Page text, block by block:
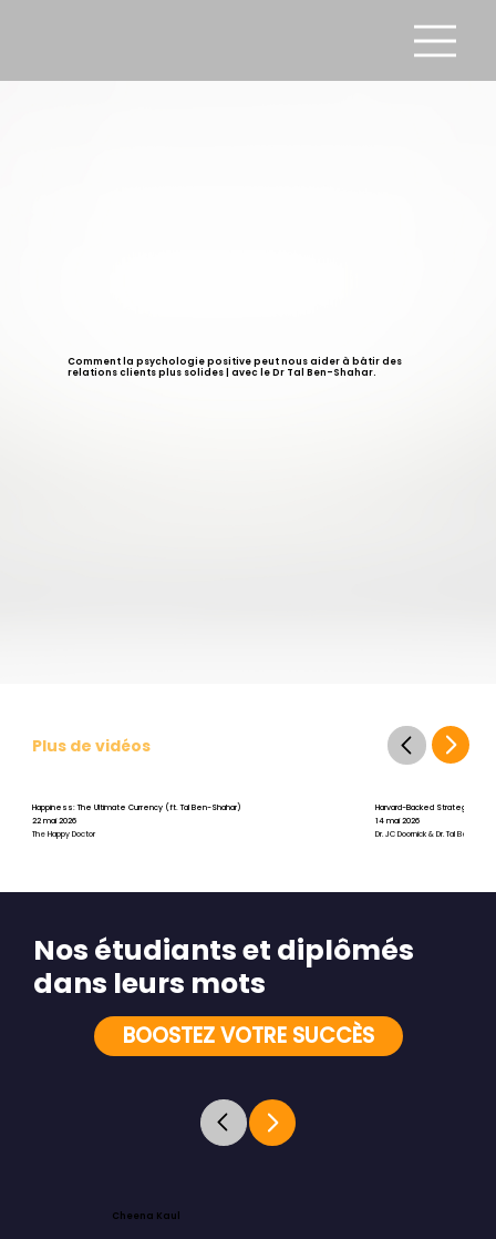
Comment la psychologie positive peut nous aider à bâtir des
relations clients plus solides | avec le Dr Tal Ben-Shahar.
Plus de vidéos
Happiness: The Ultimate Currency (ft. Tal Ben-Shahar)
22 mai 2026
The Happy Doctor
Harvard-Backed Strategies for
14 mai 2026
Dr. JC Doornick & Dr. Tal Ben-
BOOSTEZ VOTRE SUCCÈS
Nos étudiants et diplômés
dans leurs mots
Cheena Kaul